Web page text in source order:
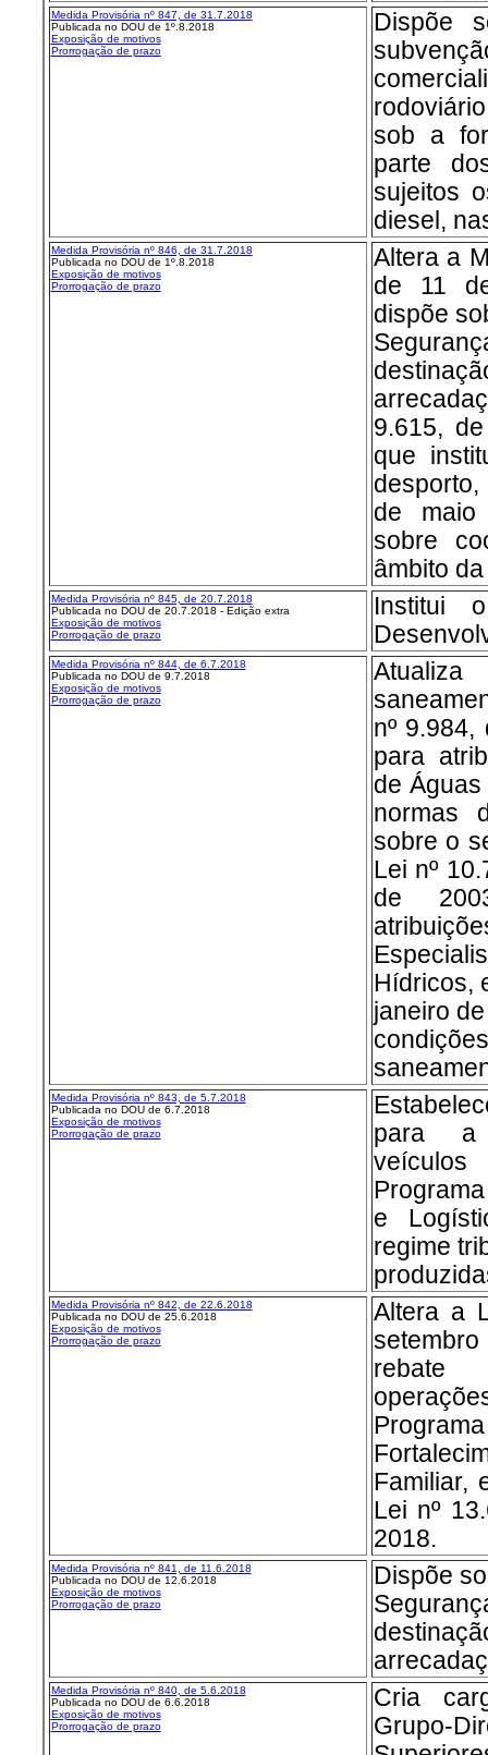
Medida Provisória nº 847, de 31.7.2018
Publicada no DOU de 1º.8.2018
Exposição de motivos
Prorrogação de prazo
Dispõe
sob a
parte
sujeitos
diesel,
Medida Provisória nº 846, de 31.7.2018
Publicada no DOU de 1º.8.2018
Exposição de motivos
Prorrogação de prazo
Altera a
de 11
dispõe
9.615,
que
de
sobre
âmbito
Medida Provisória nº 845, de 20.7.2018
Publicada no DOU de 20.7.2018 - Edição extra
Exposição de motivos
Prorrogação de prazo
Institui
Medida Provisória nº 844, de 6.7.2018
Publicada no DOU de 9.7.2018
Exposição de motivos
Prorrogação de prazo
nº
para
de
normas
sobre o
Lei nº
de
Hídricos,
janeiro
Medida Provisória nº 843, de 5.7.2018
Publicada no DOU de 6.7.2018
Exposição de motivos
Prorrogação de prazo
para a
e
regime
Medida Provisória nº 842, de 22.6.2018
Publicada no DOU de 25.6.2018
Exposição de motivos
Prorrogação de prazo
Altera a
rebate
Familiar,
Lei nº
2018.
Medida Provisória nº 841, de 11.6.2018
Publicada no DOU de 12.6.2018
Exposição de motivos
Prorrogação de prazo
Dispõe
Medida Provisória nº 840, de 5.6.2018
Publicada no DOU de 6.6.2018
Exposição de motivos
Prorrogação de prazo
Cria
Grupo-